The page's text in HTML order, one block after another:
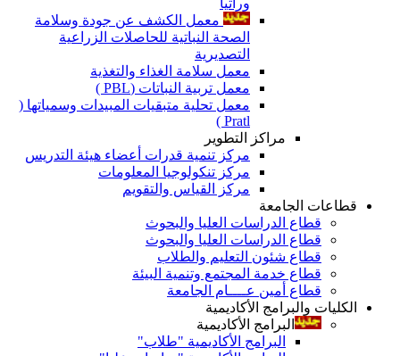
معمل الكشف عن جودة وسلامة
الصحة النباتية للحاصلات الزراعية
التصديرية
معمل سلامة الغذاء والتغذية
معمل تربية النباتات (PBL )
معمل تحلية متبقيات المبيدات وسمياتها (
Pratl )
مراكز التطوير
مركز تنمية قدرات أعضاء هيئة التدريس
مركز تنكولوجيا المعلومات
مركز القياس والتقويم
قطاعات الجامعة
قطاع الدراسات العليا والبحوث
قطاع الدراسات العليا والبحوث
قطاع شئون التعليم والطلاب
قطاع خدمة المجتمع وتنمية البيئة
قطاع أمين عــــام الجامعة
الكليات والبرامج الأكاديمية
البرامج الأكاديمية
البرامج الأكاديمية "طلاب"